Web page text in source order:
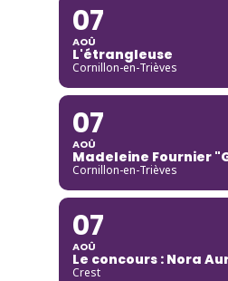
07
AOÛ
L'étrangleuse
Cornillon-en-Trièves
07
AOÛ
Madeleine Fournier
Cornillon-en-Trièves
07
AOÛ
Le concours : Nora
Crest